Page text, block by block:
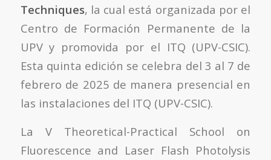
Techniques, la cual está organizada por el
Centro de Formación Permanente de la
UPV y promovida por el ITQ (UPV-CSIC).
Esta quinta edición se celebra del 3 al 7 de
febrero de 2025 de manera presencial en
las instalaciones del ITQ (UPV-CSIC).
La V Theoretical-Practical School on
Fluorescence and Laser Flash Photolysis